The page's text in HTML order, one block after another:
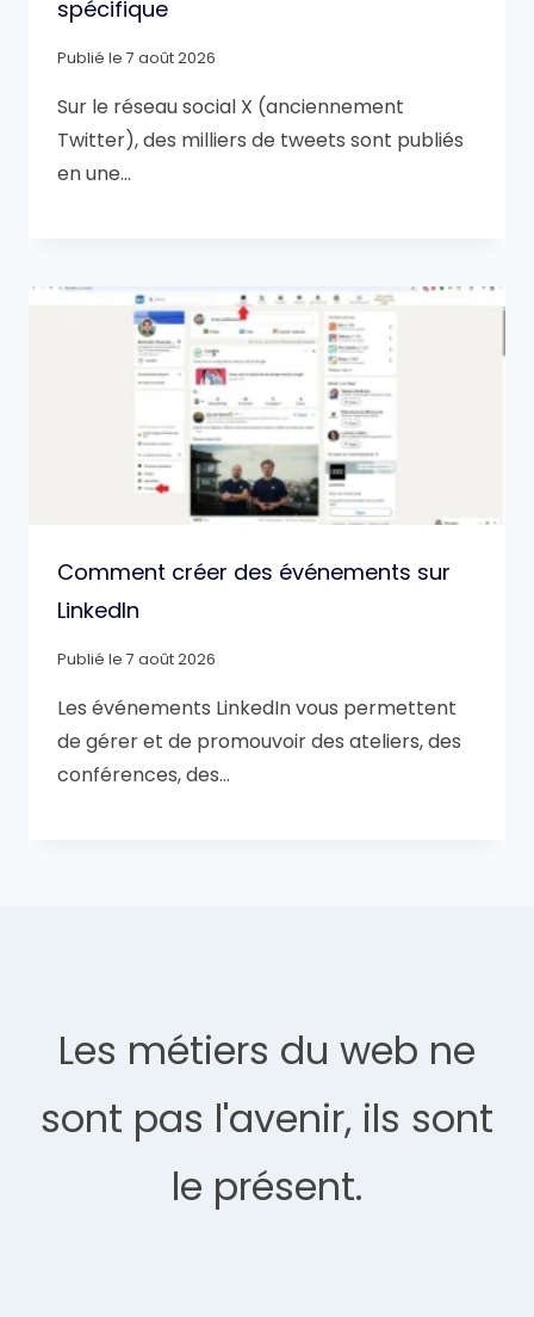
spécifique
Publié le 7 août 2026
Sur le réseau social X (anciennement
Twitter), des milliers de tweets sont publiés
en une…
Comment créer des événements sur
LinkedIn
Publié le 7 août 2026
Les événements LinkedIn vous permettent
de gérer et de promouvoir des ateliers, des
conférences, des…
Les métiers du web ne
sont pas l'avenir, ils sont
le présent.